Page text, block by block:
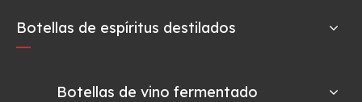
Botellas de espíritus destilados
Botellas de vino fermentado